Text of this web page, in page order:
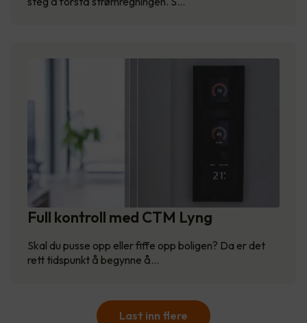
Full kontroll med CTM Lyng
Skal du pusse opp eller fiffe opp boligen? Da er det
rett tidspunkt å begynne å…
Last inn flere